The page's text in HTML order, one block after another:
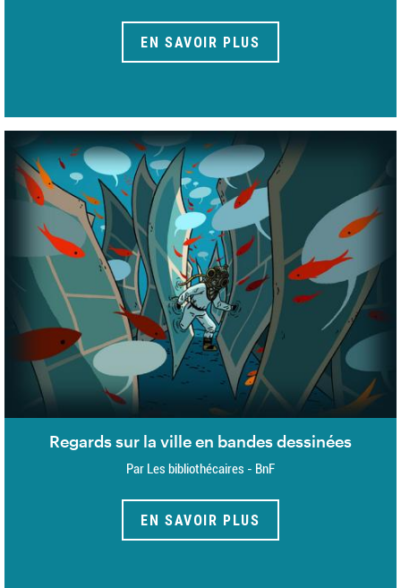
EN SAVOIR PLUS
Regards sur la ville en bandes dessinées
Par Les bibliothécaires - BnF
EN SAVOIR PLUS